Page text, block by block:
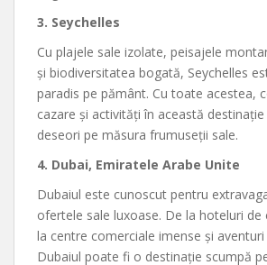
3. Seychelles
Cu plajele sale izolate, peisajele
și biodiversitatea bogată, Seychelles
paradis pe pământ. Cu toate acestea,
cazare și activități în această
deseori pe măsura frumuseții sale.
4. Dubai, Emiratele Arabe Unite
Dubaiul este cunoscut pentru
ofertele sale luxoase. De la hoteluri de
la centre comerciale imense și
Dubaiul poate fi o destinație scumpă